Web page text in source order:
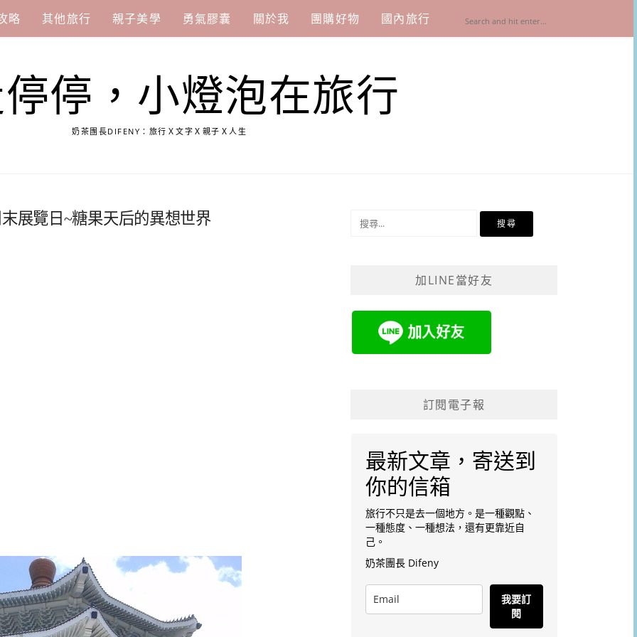
略 其他旅行 親子美學 勇氣膠囊 關於我 團購好物 國內旅行
停，小燈泡在旅行
奶茶團長DIFENY：旅行Ｘ文字Ｘ親子Ｘ人生
展覽日~糖果天后的異想世界
加LINE當好友
訂閱電子報
最新文章，寄送到
你的信箱
旅行不只是去一個地方。是一種觀點、
一種態度、一種想法，還有更靠近自
己。
奶茶團長 Difeny
我要訂
閱